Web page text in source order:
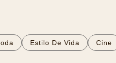
Estilo De Vida Cine